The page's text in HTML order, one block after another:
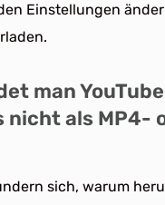
Einstellungen
man
nicht als MP4-
sich, warum